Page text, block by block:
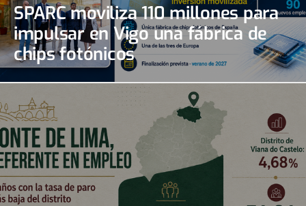
SPARC moviliza 110 millones para
impulsar en Vigo una fábrica de
chips fotónicos